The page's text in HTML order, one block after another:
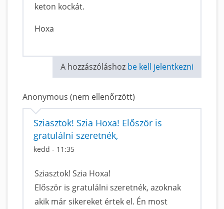
keton kockát.
Hoxa
A hozzászóláshoz be kell jelentkezni
Anonymous (nem ellenőrzött)
Sziasztok! Szia Hoxa! Először is
gratulálni szeretnék,
kedd - 11:35
Sziasztok! Szia Hoxa!
Először is gratulálni szeretnék, azoknak
akik már sikereket értek el. Én most